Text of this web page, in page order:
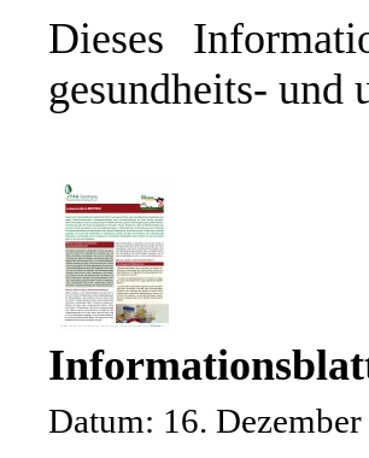
Dieses
gesundheits- und
Datum: 16.